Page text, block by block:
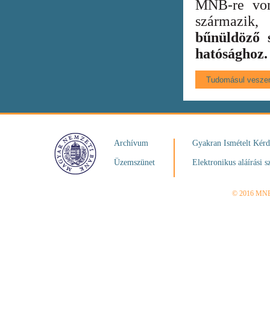
MNB-re
bűnüldöző
hatósághoz.
Archívum
Üzemszünet
Gyakran Ismételt
Elektronikus aláírási
© 2016